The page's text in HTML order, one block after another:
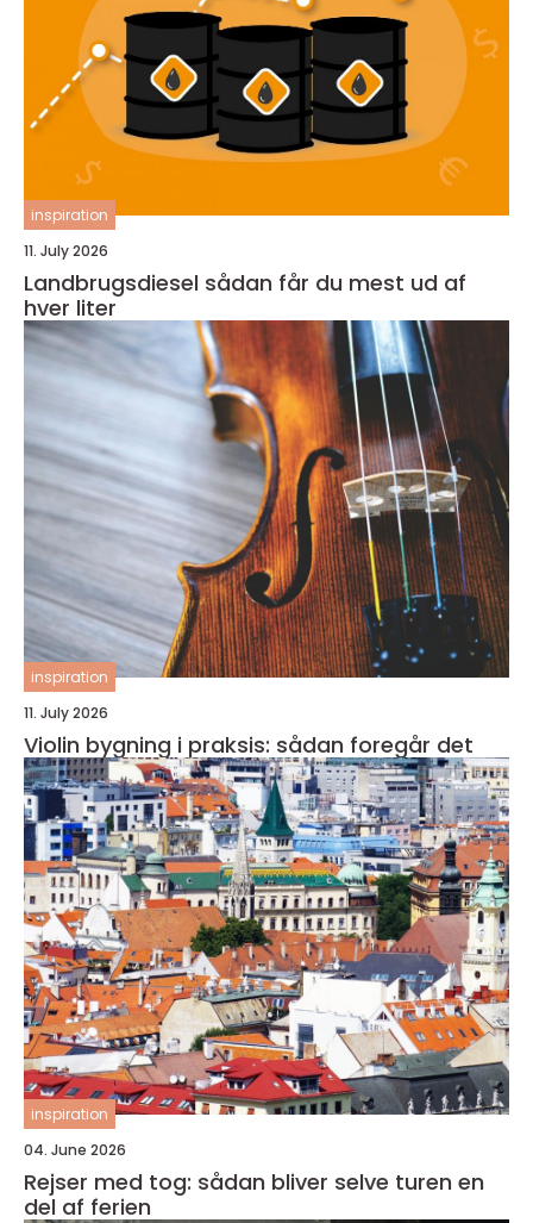
inspiration
11. July 2026
Landbrugsdiesel sådan får du mest ud af
hver liter
inspiration
11. July 2026
Violin bygning i praksis: sådan foregår det
inspiration
04. June 2026
Rejser med tog: sådan bliver selve turen en
del af ferien